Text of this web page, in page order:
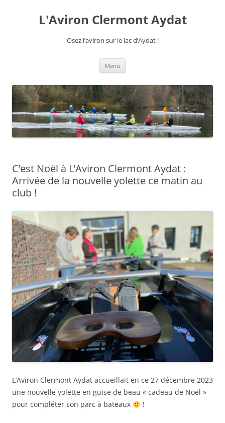
L'Aviron Clermont Aydat
Osez l’aviron sur le lac d’Aydat !
Menu
C’est Noël à L’Aviron Clermont Aydat :
Arrivée de la nouvelle yolette ce matin au
club !
L’Aviron Clermont Aydat accueillait en ce 27 décembre 2023
une nouvelle yolette en guise de beau « cadeau de Noël »
pour compléter son parc à bateaux
!